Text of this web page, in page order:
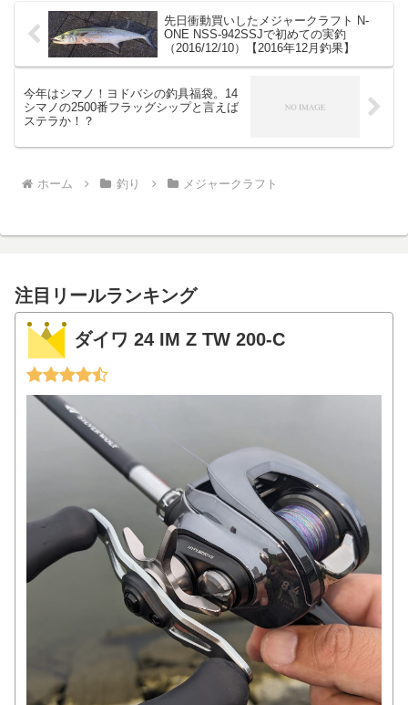
先日衝動買いしたメジャークラフト N-
ONE NSS-942SSJで初めての実釣
（2016/12/10）【2016年12月釣果】
今年はシマノ！ヨドバシの釣具福袋。14
シマノの2500番フラッグシップと言えば
ステラか！？
ホーム 釣り メジャークラフト
注目リールランキング
ダイワ 24 IM Z TW 200-C